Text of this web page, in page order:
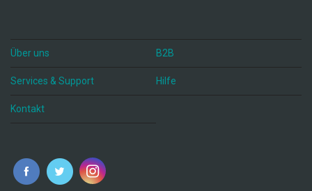
Über uns B2B
Services & Support Hilfe
Kontakt